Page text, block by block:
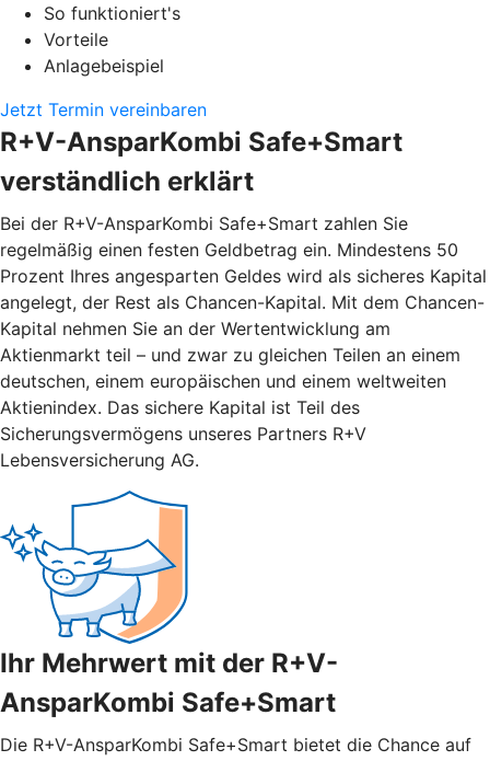
So funktioniert's
Vorteile
Anlagebeispiel
Jetzt Termin vereinbaren
R+V-AnsparKombi Safe+Smart
verständlich erklärt
Bei der R+V-AnsparKombi Safe+Smart zahlen Sie
regelmäßig einen festen Geldbetrag ein. Mindestens 50
Prozent Ihres angesparten Geldes wird als sicheres Kapital
angelegt, der Rest als Chancen-Kapital. Mit dem Chancen-
Kapital nehmen Sie an der Wertentwicklung am
Aktienmarkt teil – und zwar zu gleichen Teilen an einem
deutschen, einem europäischen und einem weltweiten
Aktienindex. Das sichere Kapital ist Teil des
Sicherungsvermögens unseres Partners R+V
Lebensversicherung AG.
Ihr Mehrwert mit der R+V-
AnsparKombi Safe+Smart
Die R+V-AnsparKombi Safe+Smart bietet die Chance auf